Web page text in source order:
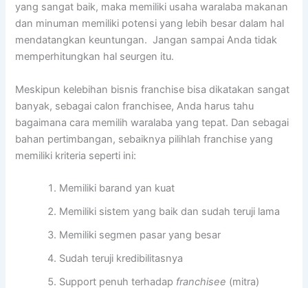
yang sangat baik, maka memiliki usaha waralaba makanan
dan minuman memiliki potensi yang lebih besar dalam hal
mendatangkan keuntungan. Jangan sampai Anda tidak
memperhitungkan hal seurgen itu.
Meskipun kelebihan bisnis franchise bisa dikatakan sangat
banyak, sebagai calon franchisee, Anda harus tahu
bagaimana cara memilih waralaba yang tepat. Dan sebagai
bahan pertimbangan, sebaiknya pilihlah franchise yang
memiliki kriteria seperti ini:
Memiliki barand yan kuat
Memiliki sistem yang baik dan sudah teruji lama
Memiliki segmen pasar yang besar
Sudah teruji kredibilitasnya
Support penuh terhadap franchisee (mitra)